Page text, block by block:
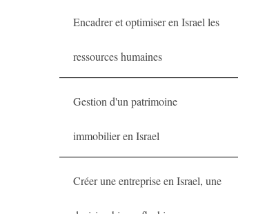
Encadrer et optimiser en Israel les
ressources humaines
Gestion d'un patrimoine
immobilier en Israel
Créer une entreprise en Israel, une